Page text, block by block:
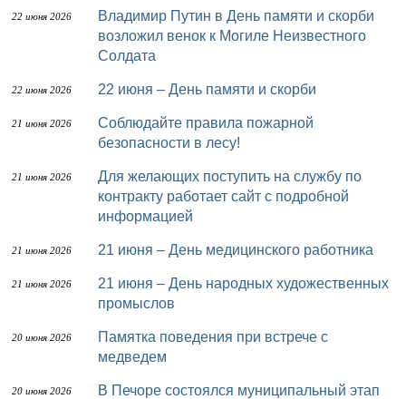
22 июня 2026
Владимир Путин в День памяти и скорби
возложил венок к Могиле Неизвестного
Солдата
22 июня 2026 22 июня – День памяти и скорби
21 июня 2026
Соблюдайте правила пожарной
безопасности в лесу!
21 июня 2026
Для желающих поступить на службу по
контракту работает сайт с подробной
информацией
21 июня 2026 21 июня – День медицинского работника
21 июня 2026
21 июня – День народных художественных
промыслов
20 июня 2026
Памятка поведения при встрече с
медведем
20 июня 2026
В Печоре состоялся муниципальный этап